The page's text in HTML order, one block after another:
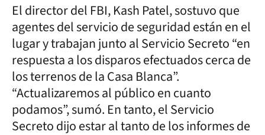
El director del FBI, Kash Patel, sostuvo que
agentes del servicio de seguridad están en el
lugar y trabajan junto al Servicio Secreto “en
respuesta a los disparos efectuados cerca de
los terrenos de la Casa Blanca”.
“Actualizaremos al público en cuanto
podamos”, sumó. En tanto, el Servicio
Secreto dijo estar al tanto de los informes de